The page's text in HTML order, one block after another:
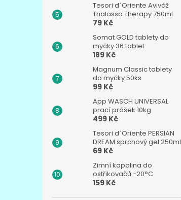
Tesori d´Oriente Aviváž
Thalasso Therapy 750ml
79 Kč
Somat GOLD tablety do
myčky 36 tablet
189 Kč
Magnum Classic tablety
do myčky 50ks
99 Kč
App WASCH UNIVERSAL
prací prášek 10kg
499 Kč
Tesori d´Oriente PERSIAN
DREAM sprchový gel 250ml
69 Kč
Zimní kapalina do
ostřikovačů -20°C
159 Kč